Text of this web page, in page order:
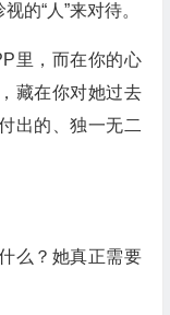
的“人”来对待。
里，而在你的心
藏在你对她过去
出的、独一无二
么？她真正需要